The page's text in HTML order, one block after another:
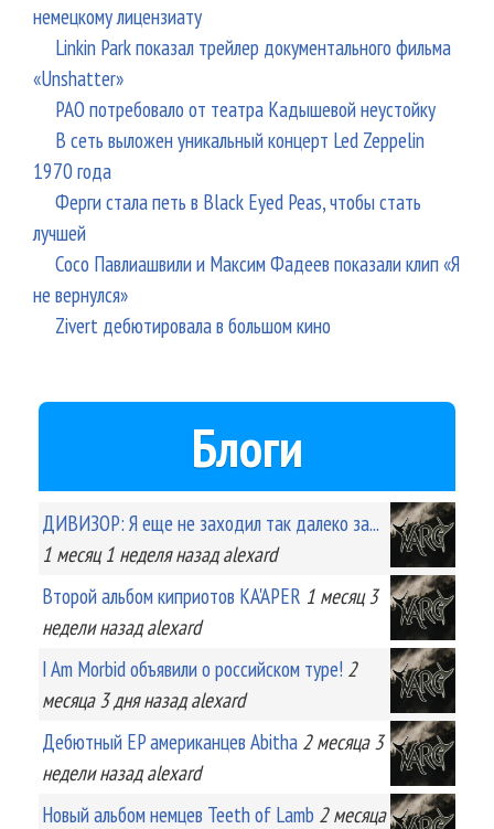
немецкому лицензиату
Linkin Park показал трейлер документального фильма
«Unshatter»
РАО потребовало от театра Кадышевой неустойку
В сеть выложен уникальный концерт Led Zeppelin
1970 года
Ферги стала петь в Black Eyed Peas, чтобы стать
лучшей
Сосо Павлиашвили и Максим Фадеев показали клип «Я
не вернулся»
Zivert дебютировала в большом кино
Блоги
ДИВИЗОР: Я еще не заходил так далеко за...
1 месяц 1 неделяназад alexard
Второй альбом киприотов KA'APER 1 месяц 3
неделиназад alexard
I Am Morbid объявили о российском туре! 2
месяца 3 дняназад alexard
Дебютный EP американцев Abitha 2 месяца 3
неделиназад alexard
Новый альбом немцев Teeth of Lamb 2 месяца